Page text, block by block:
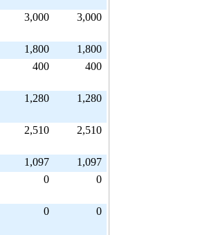
3,000 3,000
1,800
1,800
400
400
1,280 1,280
2,510 2,510
1,097
1,097
0
0
0 0